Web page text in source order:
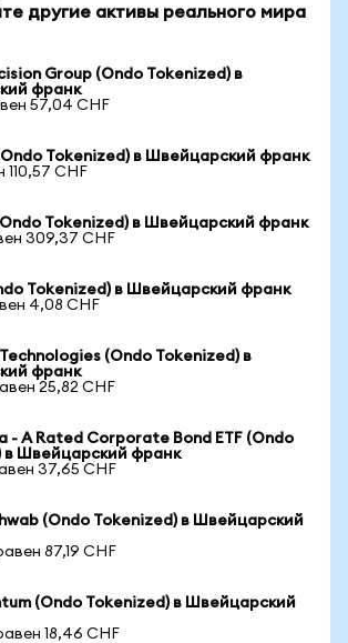
другие активы реального мира
Group (Ondo Tokenized) в
франк
57,04 CHF
Tokenized) в Швейцарский франк
110,57 CHF
Tokenized) в Швейцарский франк
309,37 CHF
Tokenized) в Швейцарский франк
4,08 CHF
(Ondo Tokenized) в
франк
25,82 CHF
- A Rated Corporate Bond ETF (Ondo
в Швейцарский франк
37,65 CHF
(Ondo Tokenized) в Швейцарский
87,19 CHF
(Ondo Tokenized) в Швейцарский
18,46 CHF